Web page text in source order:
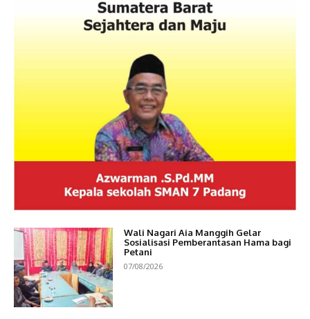
Wali Nagari Aia Manggih Gelar
Sosialisasi Pemberantasan Hama bagi
Petani
07/08/2026